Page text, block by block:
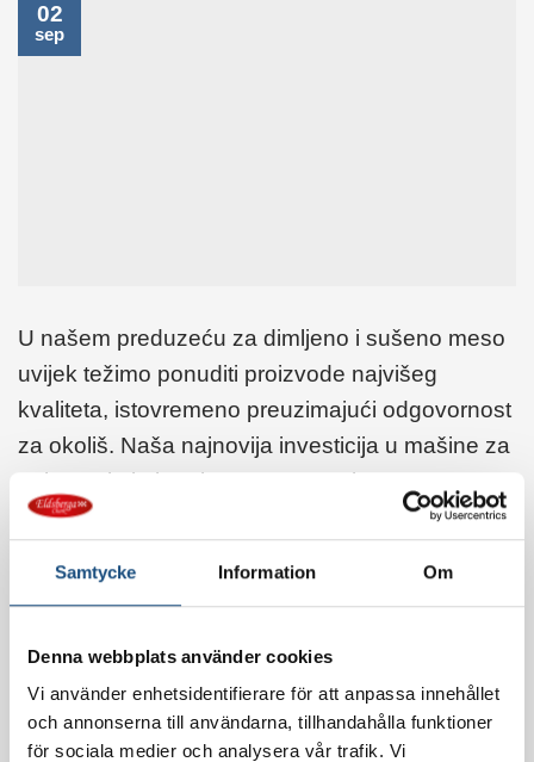
Samtycke Information Om
Denna webbplats använder cookies
Vi använder enhetsidentifierare för att anpassa innehållet
och annonserna till användarna, tillhandahålla funktioner
för sociala medier och analysera vår trafik. Vi
02
sep
U našem preduzeću za dimljeno i sušeno meso
uvijek težimo ponuditi proizvode najvišeg
kvaliteta, istovremeno preuzimajući odgovornost
za okoliš. Naša najnovija investicija u mašine za
pakovanje je korak u pravom smjeru za
smanjenje našeg uticaja na okoliš i osiguravanje
Objavljeno uProizvodnja